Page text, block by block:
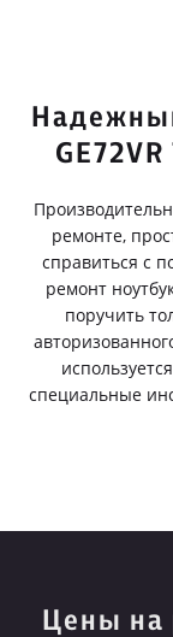
ремонте,
справиться с
ремонт
поручить
специальные
Цены на